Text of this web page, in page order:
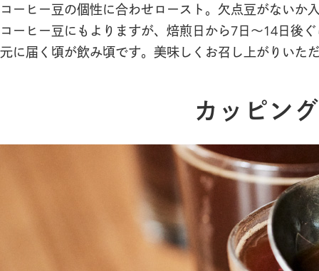
コーヒー豆の個性に合わせロースト。欠点豆がない
コーヒー豆にもよりますが、焙煎日から7日〜14日後
元に届く頃が飲み頃です。美味しくお召し上がりいた
カッピン